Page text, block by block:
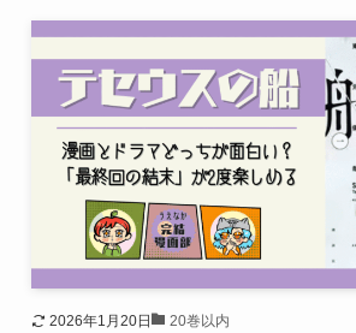
2026年1月20日 20巻以内